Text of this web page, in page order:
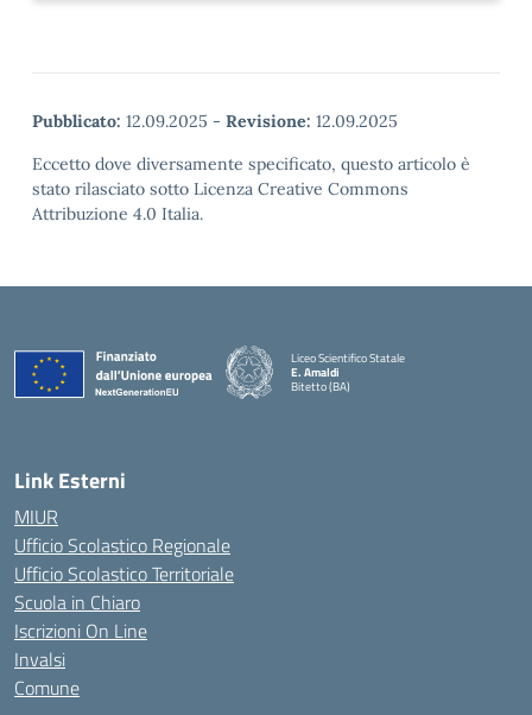
Pubblicato: 12.09.2025 - Revisione: 12.09.2025
Eccetto dove diversamente specificato, questo articolo è
stato rilasciato sotto Licenza Creative Commons
Attribuzione 4.0 Italia.
Liceo Scientifico Statale
E. Amaldi
Bitetto (BA)
Link Esterni
MIUR
Ufficio Scolastico Regionale
Ufficio Scolastico Territoriale
Scuola in Chiaro
Iscrizioni On Line
Invalsi
Comune